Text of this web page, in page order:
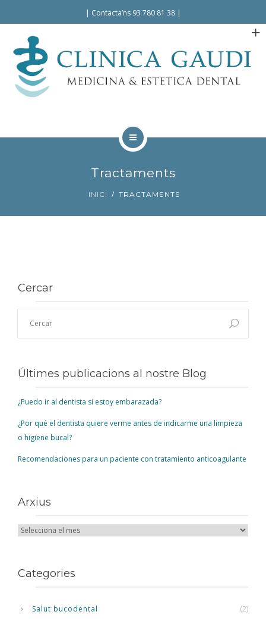
| Contacta’ns 93 780 81 38|
Tractaments
INICI TRACTAMENTS
Cercar
Últimes publicacions al nostre Blog
¿Puedo ir al dentista si estoy embarazada?
¿Por qué el dentista quiere verme antes de indicarme una limpieza
o higiene bucal?
Recomendaciones para un paciente con tratamiento anticoagulante
Arxius
Categories
Salut bucodental (2)